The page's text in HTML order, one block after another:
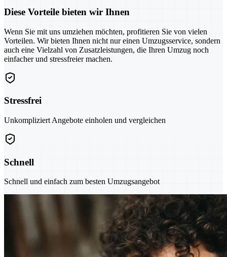
Diese Vorteile bieten wir Ihnen
Wenn Sie mit uns umziehen möchten, profitieren Sie von vielen
Vorteilen. Wir bieten Ihnen nicht nur einen Umzugsservice, sondern
auch eine Vielzahl von Zusatzleistungen, die Ihren Umzug noch
einfacher und stressfreier machen.
Stressfrei
Unkompliziert Angebote einholen und vergleichen
Schnell
Schnell und einfach zum besten Umzugsangebot